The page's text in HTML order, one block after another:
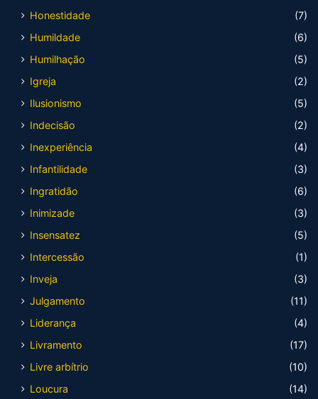
Honestidade
(7)
Humildade
(6)
Humilhação
(5)
Igreja
(2)
Ilusionismo
(5)
Indecisão
(2)
Inexperiência
(4)
Infantilidade
(3)
Ingratidão
(6)
Inimizade
(3)
Insensatez
(5)
Intercessão
(1)
Inveja
(3)
Julgamento
(11)
Liderança
(4)
Livramento
(17)
Livre arbítrio
(10)
Loucura
(14)